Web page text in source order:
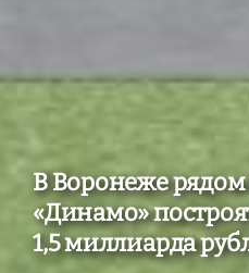
В Воронеже рядом
«Динамо»
1,5 миллиарда